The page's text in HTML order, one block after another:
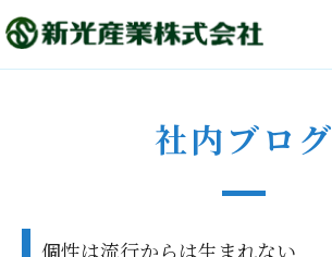
社内ブログ
個性は流行からは生まれない